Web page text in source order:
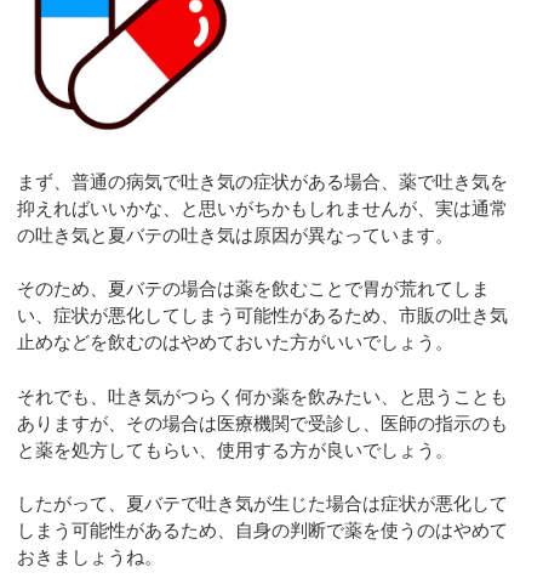
まず、普通の病気で吐き気の症状がある場合、薬で吐き気を
抑えればいいかな、と思いがちかもしれませんが、実は通常
の吐き気と夏バテの吐き気は原因が異なっています。
そのため、夏バテの場合は薬を飲むことで胃が荒れてしま
い、症状が悪化してしまう可能性があるため、市販の吐き気
止めなどを飲むのはやめておいた方がいいでしょう。
それでも、吐き気がつらく何か薬を飲みたい、と思うことも
ありますが、その場合は医療機関で受診し、医師の指示のも
と薬を処方してもらい、使用する方が良いでしょう。
したがって、夏バテで吐き気が生じた場合は症状が悪化して
しまう可能性があるため、自身の判断で薬を使うのはやめて
おきましょうね。